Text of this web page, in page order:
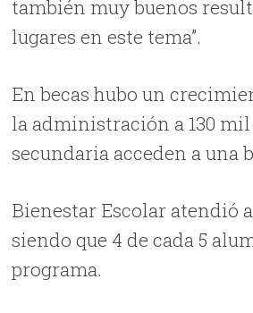
también muy buenos
lugares en este tema”.
En becas hubo un
la administración a 130 mil
secundaria acceden a una
Bienestar Escolar atendió
siendo que 4 de cada 5
programa.